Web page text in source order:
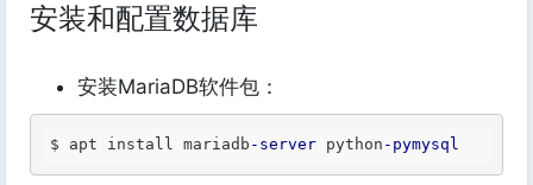
安装和配置数据库
安装MariaDB软件包：
$ apt install mariadb -server python -pymysql